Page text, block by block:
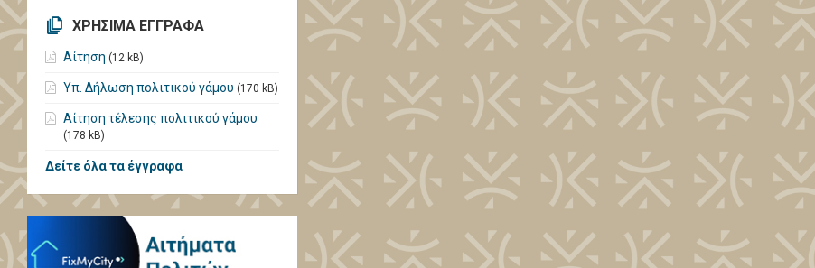
ΧΡΗΣΙΜΑ ΕΓΓΡΑΦΑ
Αίτηση (12 kB)
Υπ. Δήλωση πολιτικού γάμου (170 kB)
Αίτηση τέλεσης πολιτικού γάμου
(178 kB)
Δείτε όλα τα έγγραφα